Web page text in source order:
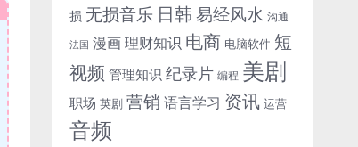
损 无损音乐 日韩 易经风水 沟通
法国 漫画理财知识 电商 电脑软件 短
视频 管理知识 纪录片 编程 美剧
职场 英剧 营销 语言学习 资讯 运营
音频